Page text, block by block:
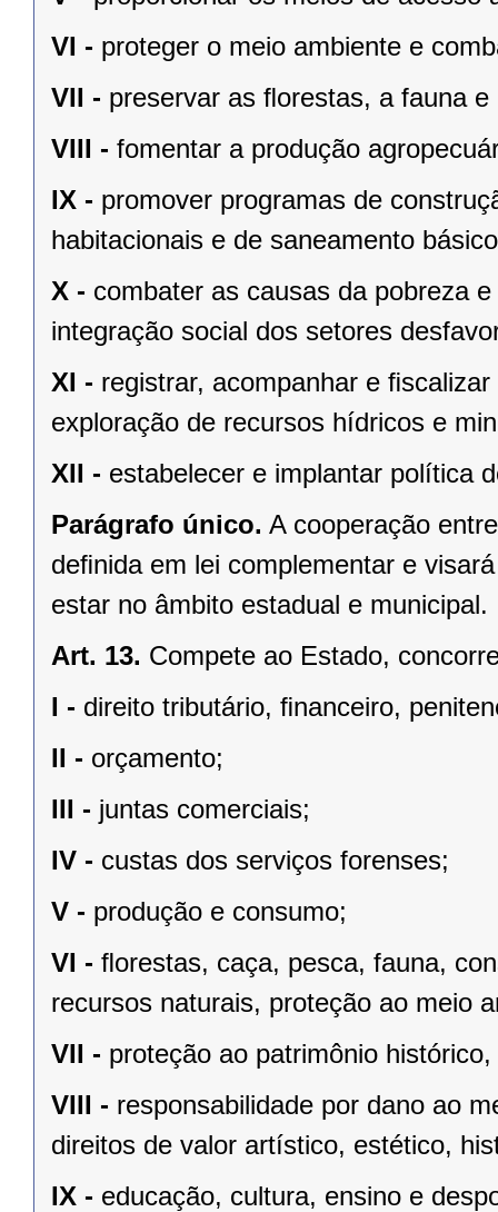
VI - proteger o meio ambiente e
VII - preservar as ﬂorestas, a fauna e
VIII - fomentar a produção
IX - promover programas de
habitacionais e de saneamento
X - combater as causas da pobreza
integração social dos setores
XI - registrar, acompanhar e
exploração de recursos hídricos e
XII - estabelecer e implantar política
Parágrafo único. A cooperação
deﬁnida em lei complementar e
estar no âmbito estadual e municipal.
Art. 13. Compete ao Estado,
I - direito tributário, ﬁnanceiro,
II - orçamento;
III - juntas comerciais;
IV - custas dos serviços forenses;
V - produção e consumo;
VI - ﬂorestas, caça, pesca, fauna,
recursos naturais, proteção ao meio
VII - proteção ao patrimônio
VIII - responsabilidade por dano ao
direitos de valor artístico, estético,
IX - educação, cultura, ensino e